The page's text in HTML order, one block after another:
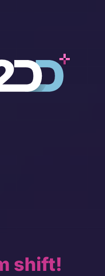
shift!